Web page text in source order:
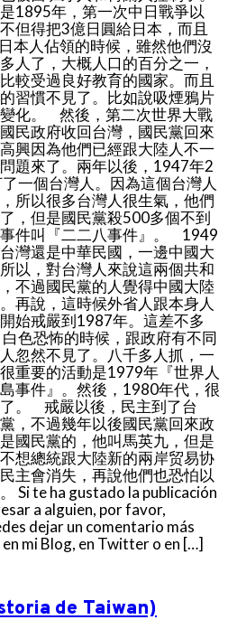
1895年，第一次中日戰爭以
但得把3億日圓給日本，而且
本人佔領的時候，雖然他們沒
人了，大概人口的百分之一，
較受過良好教育的國家。而且
習慣不見了。比如說吸煙鴉片
化。 然後，第二次世界大戰
民政府收回台灣，國民黨回來
興因為他們已經跟大陸人不一
題來了。兩年以後，1947年2
一個台灣人。因為這個台灣人
所以很多台灣人很生氣，他們
，但是國民黨殺500多個不到
件叫『二二八事件』。 1949
灣還是中華民國，一邊中國大
以，對台灣人來說這兩個共和
不過國民黨的人覺得中國大陸
再說，這時候外省人跟本身人
始戒嚴到1987年。這差不多
色恐怖的時候，跟政府有不同
忽然不見了。八千多人抓，一
重要的活動是1979年『世界人
事件』。然後，1980年代，很
。 戒嚴以後，民主到了台
，不過幾年以後國民黨回來政
國民黨的，他叫馬英九，但是
想總統跟大陸新的兩岸贸易协
主會消失，再說他們也恐怕以
Si te ha gustado la publicación
a alguien, por favor,
dejar un comentario más
mi Blog, en Twitter o en […]
de Taiwan)